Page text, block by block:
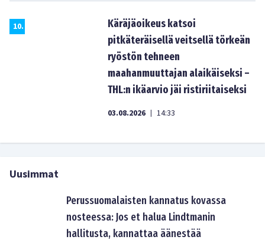
10.
Käräjäoikeus katsoi
pitkäteräisellä veitsellä törkeän
ryöstön tehneen
maahanmuuttajan alaikäiseksi –
THL:n ikäarvio jäi ristiriitaiseksi
03.08.2026 | 14:33
Uusimmat
Perussuomalaisten kannatus kovassa
nosteessa: Jos et halua Lindtmanin
hallitusta, kannattaa äänestää